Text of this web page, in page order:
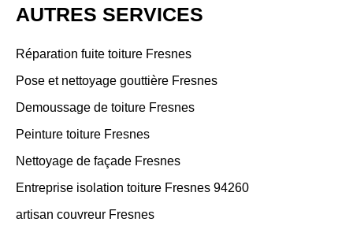
AUTRES SERVICES
Réparation fuite toiture Fresnes
Pose et nettoyage gouttière Fresnes
Demoussage de toiture Fresnes
Peinture toiture Fresnes
Nettoyage de façade Fresnes
Entreprise isolation toiture Fresnes 94260
artisan couvreur Fresnes